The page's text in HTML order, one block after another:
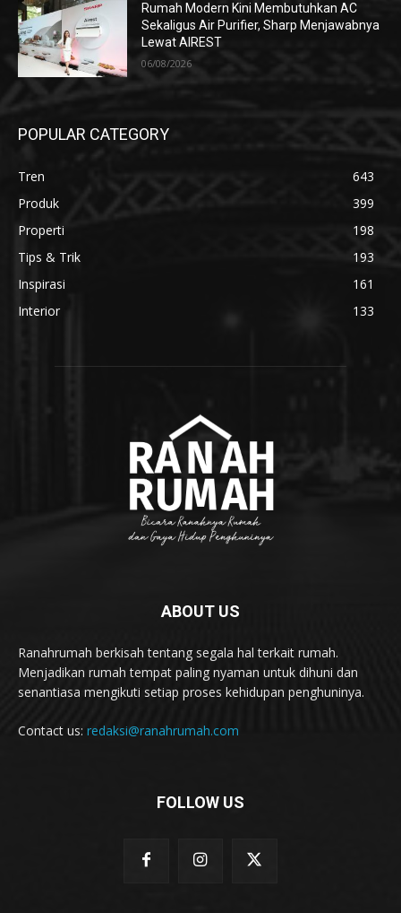
Rumah Modern Kini Membutuhkan AC
Sekaligus Air Purifier, Sharp Menjawabnya
Lewat AIREST
06/08/2026
POPULAR CATEGORY
Tren
643
Produk
399
Properti
198
Tips & Trik
193
Inspirasi
161
Interior
133
ABOUT US
Ranahrumah berkisah tentang segala hal terkait rumah.
Menjadikan rumah tempat paling nyaman untuk dihuni dan
senantiasa mengikuti setiap proses kehidupan penghuninya.
Contact us: redaksi@ranahrumah.com
FOLLOW US